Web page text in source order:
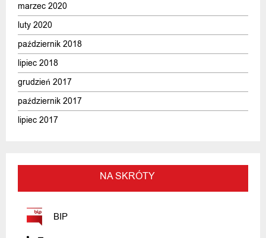
marzec 2020
luty 2020
październik 2018
lipiec 2018
grudzień 2017
październik 2017
lipiec 2017
NA SKRÓTY
BIP